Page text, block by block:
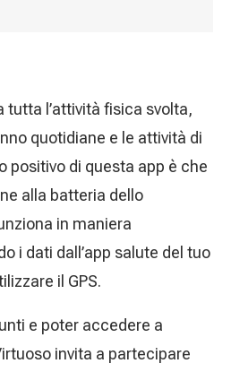
tutta l’attività fisica svolta,
quotidiane e le attività di
positivo di questa app è che
alla batteria dello
in maniera
i dati dall’app salute del tuo
il GPS.
e poter accedere a
invita a partecipare